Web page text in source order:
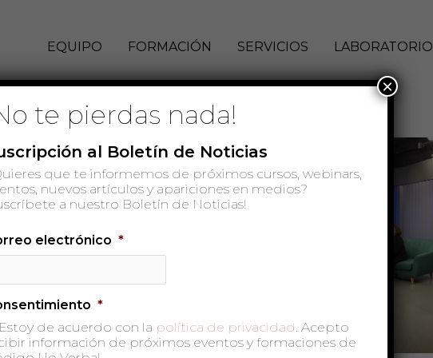
EQUIPO FORMACIÓN SERVICIOS LABORATORIO
análisis de comunicación no
científica. Tenemos una amplia
y para radio.
Levante Televisión (sección semanal),
te pierdas nada!
al Boletín de Noticias
que te informemos de próximos cursos, webinars,
nuevos artículos y apariciones en medios?
a nuestro Boletín de Noticias!
electrónico *
*
Estoy de acuerdo con la política de privacidad . Acepto
información de próximos eventos y formaciones de
×